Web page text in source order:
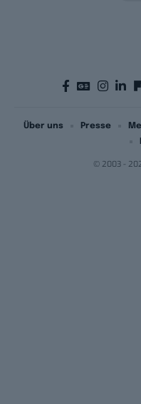
© 2003 -
Über uns Presse